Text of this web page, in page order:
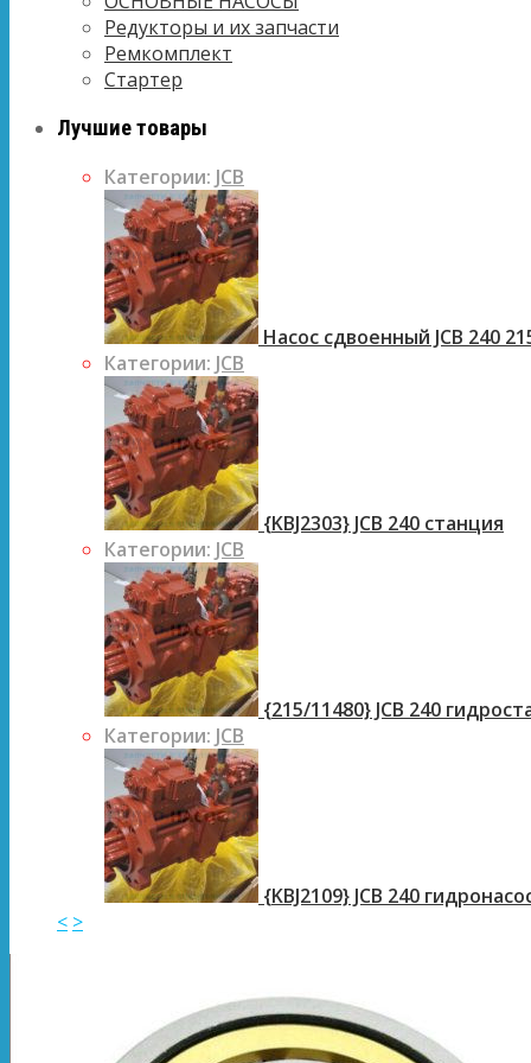
Редукторы и их запчасти
Ремкомплект
Стартер
Лучшие товары
Категории: JCB
Насос сдвоенный JCB 240
Категории: JCB
{KBJ2303} JCB 240 станция
Категории: JCB
{215/11480} JCB 240
Категории: JCB
{KBJ2109} JCB 240
< >